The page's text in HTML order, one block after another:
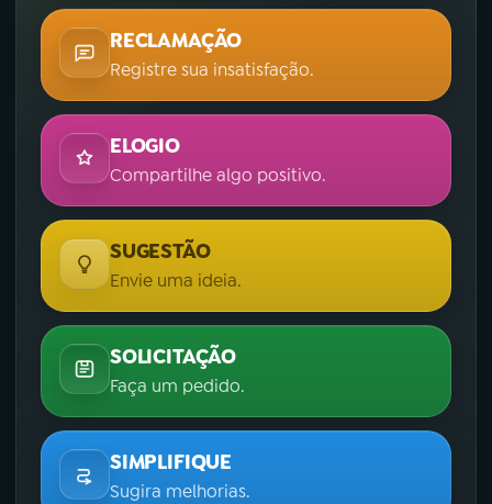
RECLAMAÇÃO
Registre sua insatisfação.
ELOGIO
Compartilhe algo positivo.
SUGESTÃO
Envie uma ideia.
SOLICITAÇÃO
Faça um pedido.
SIMPLIFIQUE
Sugira melhorias.